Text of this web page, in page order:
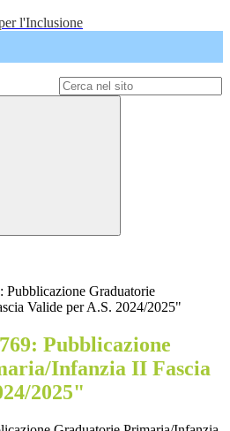
l'Inclusione
Graduatorie
Valide per A.S. 2024/2025"
Pubblicazione
Infanzia II Fascia
2025"